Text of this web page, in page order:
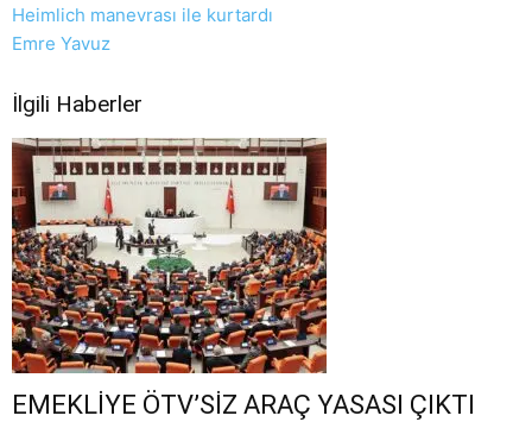
Heimlich manevrası ile kurtardı
Emre Yavuz
İlgili Haberler
EMEKLİYE ÖTV’SİZ ARAÇ YASASI ÇIKTI